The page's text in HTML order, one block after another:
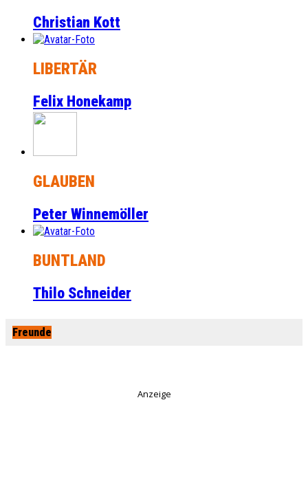
Christian Kott
LIBERTÄR
Felix Honekamp
GLAUBEN
Peter Winnemöller
BUNTLAND
Thilo Schneider
Freunde
Anzeige